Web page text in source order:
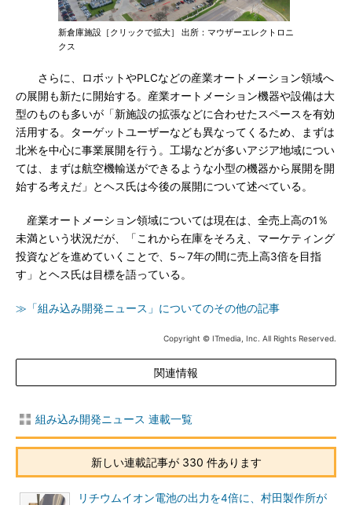
新倉庫施設［クリックで拡大］ 出所：マウザーエレクトロニ
クス
さらに、ロボットやPLCなどの産業オートメーション領域へ
の展開も新たに開始する。産業オートメーション機器や設備は大
型のものも多いが「新施設の拡張などに合わせたスペースを有効
活用する。ターゲットユーザーなども異なってくるため、まずは
北米を中心に事業展開を行う。工場などが多いアジア地域につい
ては、まずは航空機輸送ができるような小型の機器から展開を開
始する考えだ」とヘス氏は今後の展開について述べている。
産業オートメーション領域については現在は、全売上高の1％
未満という状況だが、「これから在庫をそろえ、マーケティング
投資などを進めていくことで、5～7年の間に売上高3倍を目指
す」とヘス氏は目標を語っている。
≫「組み込み開発ニュース」についてのその他の記事
Copyright © ITmedia, Inc. All Rights Reserved.
関連情報
組み込み開発ニュース 連載一覧
新しい連載記事が 330 件あります
リチウムイオン電池の出力を4倍に、村田製作所が